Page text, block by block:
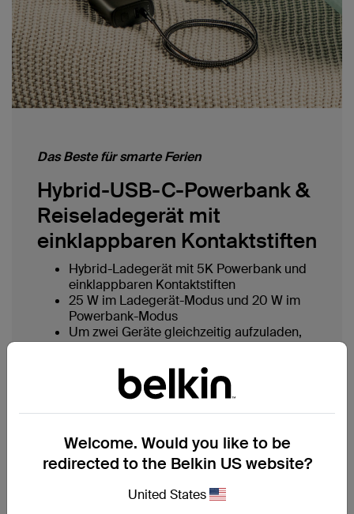
Das Beste für smarte Ferien
Hybrid-USB-C-Powerbank &
Reiseladegerät mit
einklappbaren Kontaktstiften
Hybrid-Ladegerät mit 5K Powerbank und
einklappbaren Kontaktstiften
25 W im Ladegerät-Modus und 20 W im
Powerbank-Modus
Um zwei Geräte gleichzeitig aufzuladen,
Jetzt kaufen
Welcome. Would you like to be
redirected to the Belkin US website?
United States